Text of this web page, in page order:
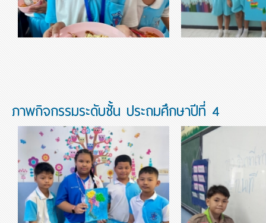
ต่างกันหรือไม่
ภาพกิจกรรมระดับชั้น ประถมศึกษาปีที่ 4
thumbnail-261612.jpg
วิชาสังคมศึกษา เรื่อง เเผนที่ thumbnail-129099.jpg
คณิตศาสตร์ เรื่อ